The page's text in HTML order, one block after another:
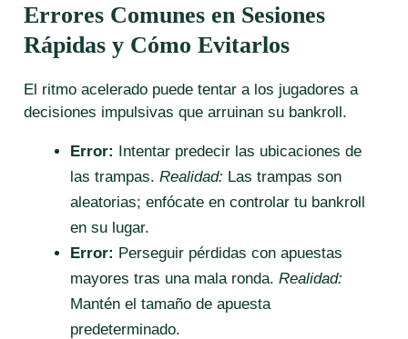
Errores Comunes en Sesiones
Rápidas y Cómo Evitarlos
El ritmo acelerado puede tentar a los jugadores a
decisiones impulsivas que arruinan su bankroll.
Error: Intentar predecir las ubicaciones de
las trampas.Realidad: Las trampas son
aleatorias; enfócate en controlar tu bankroll
en su lugar.
Error: Perseguir pérdidas con apuestas
mayores tras una mala ronda.Realidad:
Mantén el tamaño de apuesta
predeterminado.